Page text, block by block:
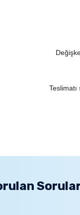
için teşekkür